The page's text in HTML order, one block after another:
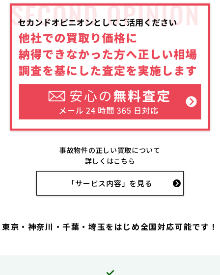
事故物件の正しい買取について
詳しくはこちら
「サービス内容」を見る
東京・神奈川・千葉・埼玉をはじめ全国対応可能です！